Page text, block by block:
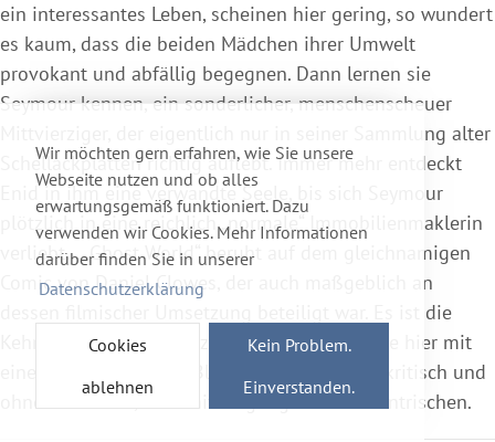
Wir möchten gern erfahren, wie Sie unsere
Webseite nutzen und ob alles
erwartungsgemäß funktioniert. Dazu
verwenden wir Cookies. Mehr Informationen
darüber finden Sie in unserer
Datenschutzerklärung
Cookies
ablehnen
Kein Problem.
Einverstanden.
ein interessantes Leben, scheinen hier gering, so wundert
es kaum, dass die beiden Mädchen ihrer Umwelt
provokant und abfällig begegnen. Dann lernen sie
Seymour kennen, ein sonderlicher, menschenscheuer
Mittvierziger, der eigentlich nur in seiner Sammlung alter
Schellackplatten richtig auflebt. Immer mehr entdeckt
Enid in ihm eine verwandte Seele, bis sich Seymour
plötzlich in eine reichlich „normale“ Immobilienmaklerin
verliebt… „Ghost World“ beruht auf dem gleichnamigen
Comic von Daniel Clowes, der auch maßgeblich an
dessen filmischer Umsetzung beteiligt war. Es ist die
Kehrseite der unbegrenzten Möglichkeiten, die hier mit
einem sehr speziellen Blick betrachtet wird - kritisch und
ohne Illusionen, aber mit Vergnügen am Exzentrischen.